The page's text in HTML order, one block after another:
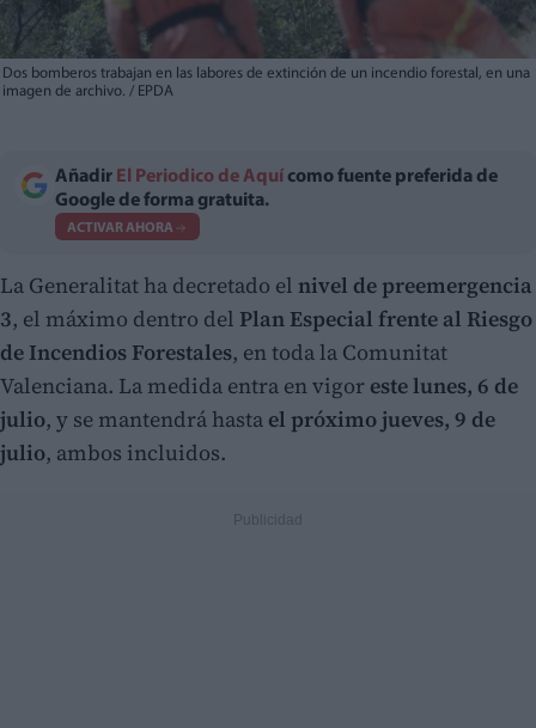
Dos bomberos trabajan en las labores de extinción de un incendio forestal, en una
imagen de archivo. / EPDA
Añadir El Periodico de Aquí como fuente preferida de
Google de forma gratuita.
ACTIVAR AHORA
La Generalitat ha decretado el nivel de preemergencia
3, el máximo dentro del Plan Especial frente al Riesgo
de Incendios Forestales, en toda la Comunitat
Valenciana. La medida entra en vigor este lunes, 6 de
julio, y se mantendrá hasta el próximo jueves, 9 de
julio, ambos incluidos.